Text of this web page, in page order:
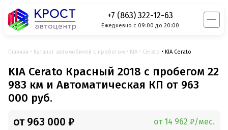
+7 (863) 322-12-63
Ежедневно с 09:00 до 20:00
Главная Каталог автомобилей с пробегом KIA Cerato KIA Cerato
KIA Cerato Красный 2018 с пробегом 22
983 км и Автоматическая КП от 963
000 руб.
от 963 000 ₽ от 14 962 ₽/мес.